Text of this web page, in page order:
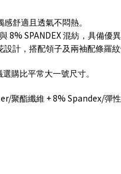
舒適且透氣不悶熱。
與 8% SPANDEX 混紡，具備優
設計，搭配領子及兩袖配條羅
購比平常大一號尺寸。
聚酯纖維 + 8% Spandex/彈